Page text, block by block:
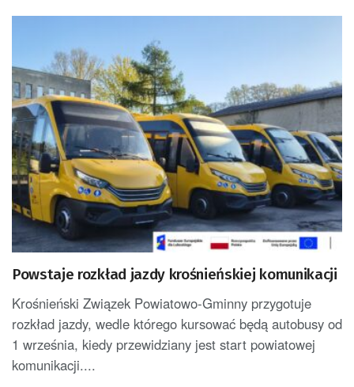
Powstaje rozkład jazdy krośnieńskiej komunikacji
Krośnieński Związek Powiatowo-Gminny przygotuje
rozkład jazdy, wedle którego kursować będą autobusy od
1 września, kiedy przewidziany jest start powiatowej
komunikacji....